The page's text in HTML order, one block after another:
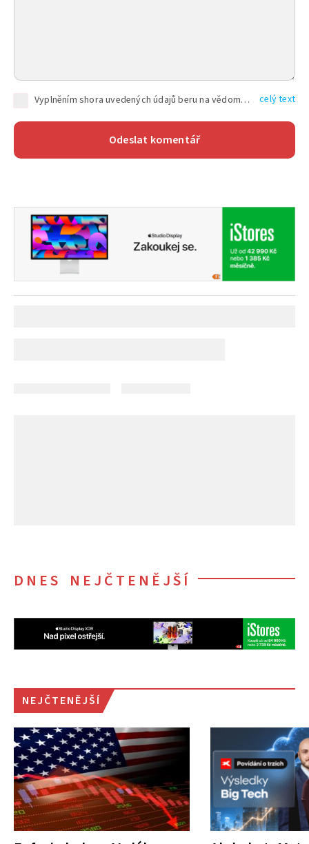
Vyplněním shora uvedených údajů beru na vědomí, že společnost TEXT FACTORY s.r.o., sídlem Brno, Durďákova 336/29, Černá Pole, PSČ: 613 00, IČ: 06157831, zapsané u Krajského soudu v Brně, oddíl C, vložka 100399, bude zpracovávat mé osobní údaje uvedené v rámci mnou vyplněného registračního formuláře na základě oprávněných zájmů TEXT FACTORY s.r.o. dle čl. 6 odst. 1 písm. f) GDPR a pro splnění právních povinností (čl. 6 odst. 1 písm. c) GDPR), a to pro tyto účely: nezbytnost zajistit oprávnění návštěvníka webových stránek provozovaných společností TEXT FACTORY s.r.o. přispívat aktivně ke zveřejněným článkům nebo v rámci diskusních fór a výkon práv TEXT FACTORY s.r.o. jako administrátora těchto diskusních fór. Více informací o zpracování osobních údajů a právech lze nalézt v celý text
DNES NEJČTENĚJŠÍ
NEJČTENĚJŠÍ